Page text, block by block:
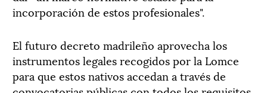
incorporación de estos profesionales".
El futuro decreto madrileño aprovecha los
instrumentos legales recogidos por la Lomce
para que estos nativos accedan a través de